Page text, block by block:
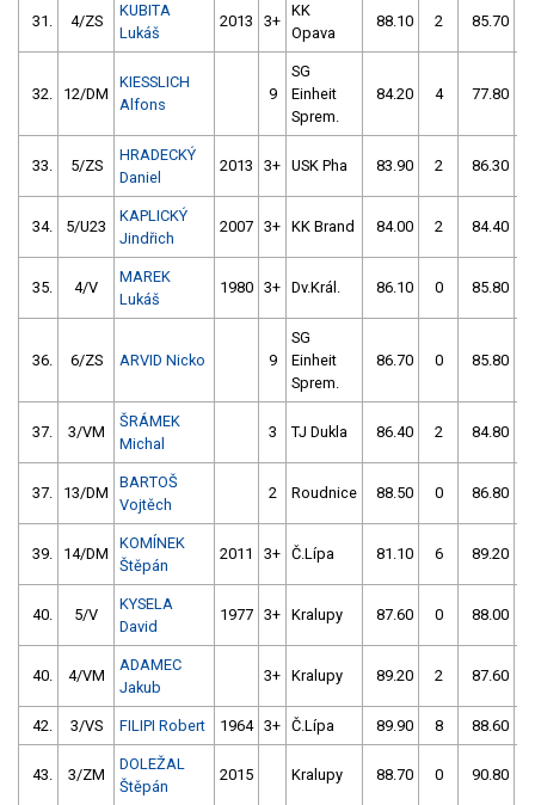
31. 4/ZS
KUBITA
Lukáš
2013 3+
KK
Opava
88.10 2 85.70
32. 12/DM
KIESSLICH
Alfons
9
SG
Einheit
Sprem.
84.20 4 77.80
33. 5/ZS
HRADECKÝ
Daniel
2013 3+ USK Pha 83.90 2 86.30
34. 5/U23
KAPLICKÝ
Jindřich
2007 3+ KK Brand 84.00 2 84.40
35. 4/V
MAREK
Lukáš
1980 3+ Dv.Král. 86.10 0 85.80
36. 6/ZS ARVID Nicko 9
SG
Einheit
Sprem.
86.70 0 85.80
37. 3/VM
ŠRÁMEK
Michal
3 TJ Dukla 86.40 2 84.80
37. 13/DM
BARTOŠ
Vojtěch
2 Roudnice 88.50 0 86.80
39. 14/DM
KOMÍNEK
Štěpán
2011 3+ Č.Lípa 81.10 6 89.20
40. 5/V
KYSELA
David
1977 3+ Kralupy 87.60 0 88.00
40. 4/VM
ADAMEC
Jakub
3+ Kralupy 89.20 2 87.60
42. 3/VS FILIPI Robert 1964 3+ Č.Lípa 89.90 8 88.60
43. 3/ZM
DOLEŽAL
Štěpán
2015 Kralupy 88.70 0 90.80